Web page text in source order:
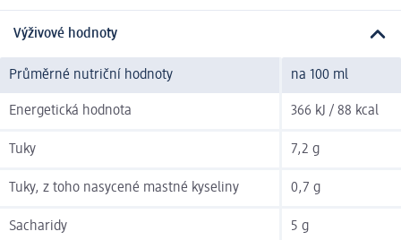
Výživové hodnoty
Průměrné nutriční hodnoty na 100 ml
Energetická hodnota 366 kJ / 88 kcal
Tuky 7,2 g
Tuky, z toho nasycené mastné kyseliny 0,7 g
Sacharidy 5 g